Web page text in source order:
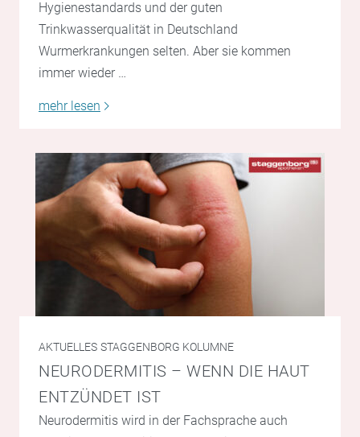
Hygienestandards und der guten
Trinkwasserqualität in Deutschland
Wurmerkrankungen selten. Aber sie kommen
immer wieder …
mehr lesen
AKTUELLES STAGGENBORG KOLUMNE
NEURODERMITIS – WENN DIE HAUT
ENTZÜNDET IST
Neurodermitis wird in der Fachsprache auch